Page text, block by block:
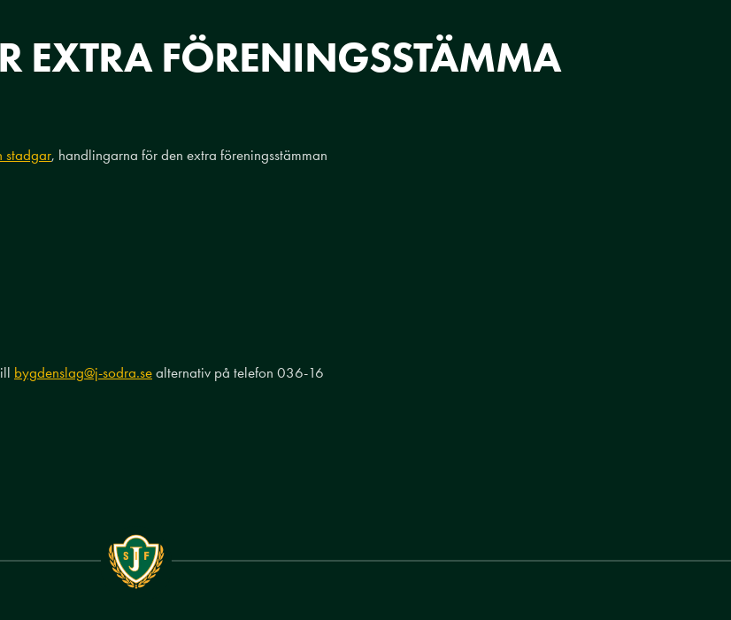
EXTRA FÖRENINGSSTÄMMA
stadgar, handlingarna för den extra föreningsstämman
bygdenslag@j-sodra.se alternativ på telefon 036-16